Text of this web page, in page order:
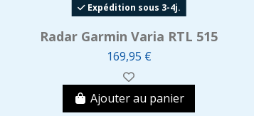
Expédition sous 3-4j.
Radar Garmin Varia RTL 515
169,95 €
Ajouter au panier